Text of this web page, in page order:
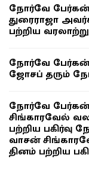
நோர்வே பேர்கன்
துரைராஜா
பற்றிய
நோர்வே
ஜோசப் தரும்
நோர்வே பேர்கன்
சிங்காரவேல்
பற்றிய
வாசன்
தினம் பற்றிய